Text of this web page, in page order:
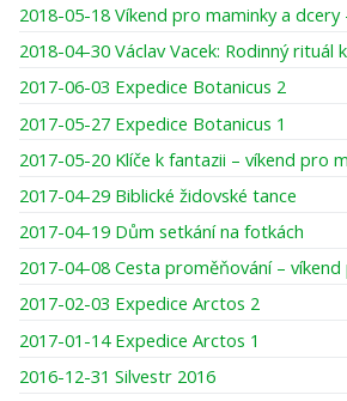
2018-04-30 Václav Vacek: Rodinný rituál
2017-06-03 Expedice Botanicus 2
2017-05-27 Expedice Botanicus 1
2017-05-20 Klíče k fantazii – víkend pro
2017-04-29 Biblické židovské tance
2017-04-19 Dům setkání na fotkách
2017-04-08 Cesta proměňování –
2017-02-03 Expedice Arctos 2
2017-01-14 Expedice Arctos 1
2016-12-31 Silvestr 2016